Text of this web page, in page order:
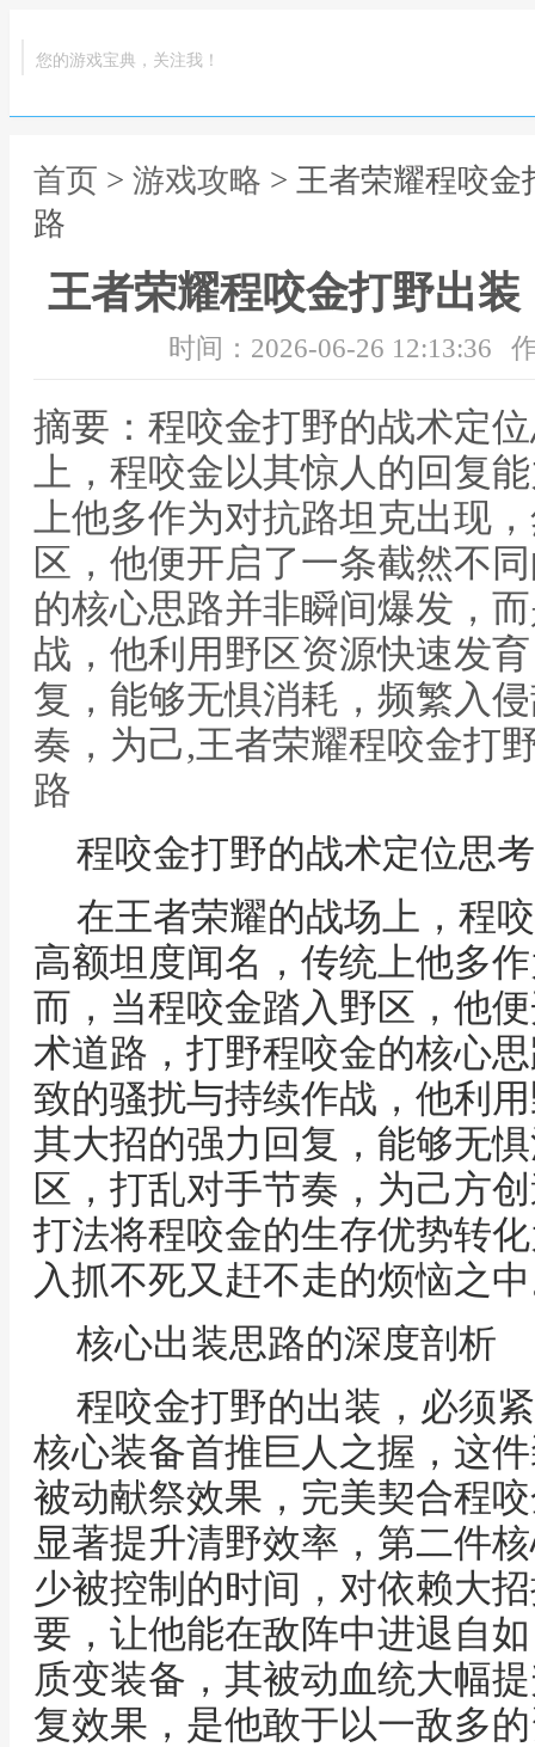
您的游戏宝典，关注我！
首页 > 游戏攻略 > 王者荣耀程咬
路
王者荣耀程咬金打野出
时间：2026-06-26 12:13:36
摘要：程咬金打野的战术定
上，程咬金以其惊人的回复
上他多作为对抗路坦克出现
区，他便开启了一条截然不
的核心思路并非瞬间爆发，
战，他利用野区资源快速发
复，能够无惧消耗，频繁入
奏，为己,王者荣耀程咬金打
路
程咬金打野的战术定位思考
在王者荣耀的战场上，程
高额坦度闻名，传统上他多
而，当程咬金踏入野区，他
术道路，打野程咬金的核心
致的骚扰与持续作战，他利
其大招的强力回复，能够无
区，打乱对手节奏，为己方
打法将程咬金的生存优势转
入抓不死又赶不走的烦恼之
核心出装思路的深度剖析
程咬金打野的出装，必须
核心装备首推巨人之握，这
被动献祭效果，完美契合程
显著提升清野效率，第二件
少被控制的时间，对依赖大
要，让他能在敌阵中进退自
质变装备，其被动血统大幅
复效果，是他敢于以一敌多